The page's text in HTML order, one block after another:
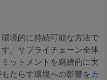
境的に持続可能な方法で
。サプライチェーン全体
ットメントを継続的に実
たらす環境への影響を カ